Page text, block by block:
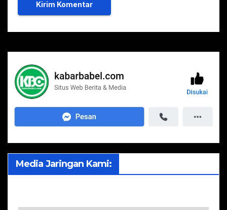
Media Jaringan Kami: